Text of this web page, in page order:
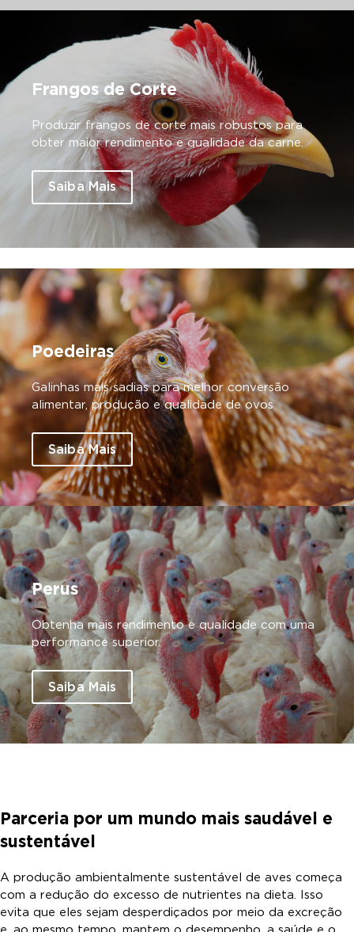
Frangos de Corte
Produzir frangos de corte mais robustos para
obter maior rendimento e qualidade da carne.
Saiba Mais
Poedeiras
Galinhas mais sadias para melhor conversão
alimentar, produção e qualidade de ovos
Saiba Mais
Perus
Obtenha mais rendimento e qualidade com uma
performance superior.
Saiba Mais
Parceria por um mundo mais saudável e
sustentável
A produção ambientalmente sustentável de aves começa
com a redução do excesso de nutrientes na dieta. Isso
evita que eles sejam desperdiçados por meio da excreção